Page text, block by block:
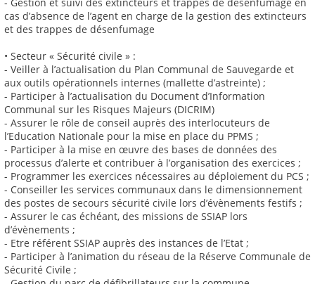
- Gestion et suivi des extincteurs et trappes de désenfumage en
cas d’absence de l’agent en charge de la gestion des extincteurs
et des trappes de désenfumage
• Secteur « Sécurité civile » :
- Veiller à l’actualisation du Plan Communal de Sauvegarde et
aux outils opérationnels internes (mallette d’astreinte) ;
- Participer à l’actualisation du Document d’Information
Communal sur les Risques Majeurs (DICRIM)
- Assurer le rôle de conseil auprès des interlocuteurs de
l’Education Nationale pour la mise en place du PPMS ;
- Participer à la mise en œuvre des bases de données des
processus d’alerte et contribuer à l’organisation des exercices ;
- Programmer les exercices nécessaires au déploiement du PCS ;
- Conseiller les services communaux dans le dimensionnement
des postes de secours sécurité civile lors d’évènements festifs ;
- Assurer le cas échéant, des missions de SSIAP lors
d’évènements ;
- Etre référent SSIAP auprès des instances de l’Etat ;
- Participer à l’animation du réseau de la Réserve Communale de
Sécurité Civile ;